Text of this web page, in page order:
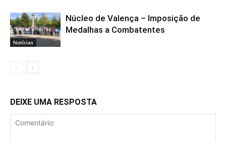
Notícias
Núcleo de Valença – Imposição de
Medalhas a Combatentes
DEIXE UMA RESPOSTA